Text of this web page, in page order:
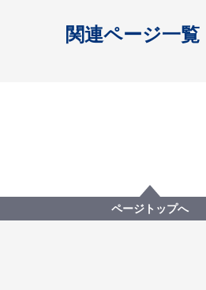
関連ページ一覧
開く
ページトップへ